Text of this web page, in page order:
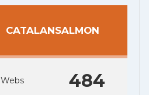
CATALANSALMON
Webs 484